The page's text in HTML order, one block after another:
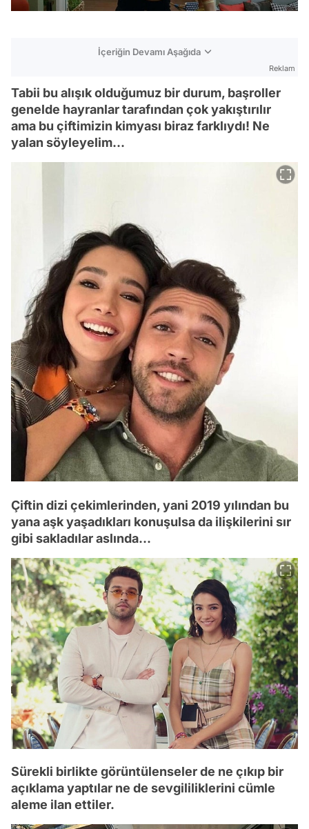
İçeriğin Devamı Aşağıda
Reklam
Tabii bu alışık olduğumuz bir durum, başroller
genelde hayranlar tarafından çok yakıştırılır
ama bu çiftimizin kimyası biraz farklıydı! Ne
yalan söyleyelim...
Çiftin dizi çekimlerinden, yani 2019 yılından bu
yana aşk yaşadıkları konuşulsa da ilişkilerini sır
gibi sakladılar aslında...
Sürekli birlikte görüntülenseler de ne çıkıp bir
açıklama yaptılar ne de sevgililiklerini cümle
aleme ilan ettiler.